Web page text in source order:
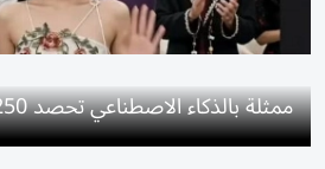
ممثلة بالذكاء الاصطناعي تحصد 250 مليون مشاهدة